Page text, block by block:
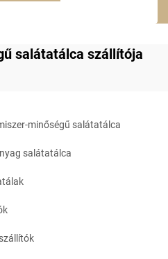
salátatálca szállítója
minőségű salátatálca
salátatálca